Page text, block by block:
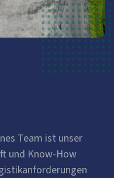
Team ist unser
und Know-How